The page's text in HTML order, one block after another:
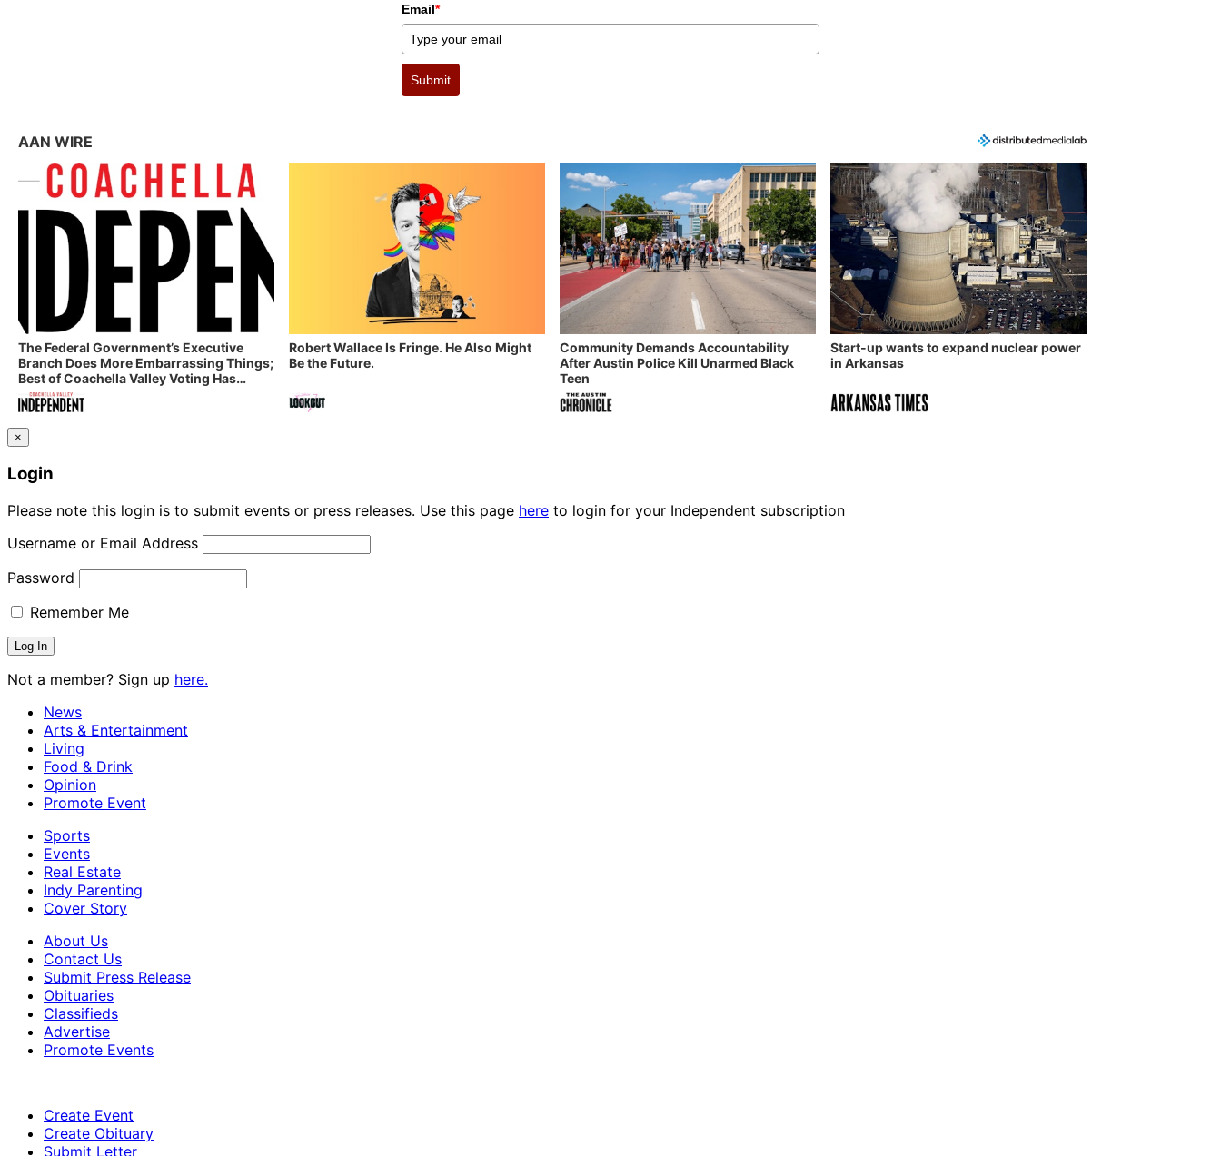
Email*
Submit
AAN WIRE
The Federal Government’s Executive
Branch Does More Embarrassing Things;
Best of Coachella Valley Voting Has
Started! Coachella Valley Independent’s
Indy Digest: Aug. 3, 2026
Robert Wallace Is Fringe. He Also Might
Be the Future.
Community Demands Accountability
After Austin Police Kill Unarmed Black
Teen
Start-up wants to expand nuclear power
in Arkansas
×
Login
Please note this login is to submit events or press releases. Use this page here to login for your Independent subscription
Username or Email Address
Password
Remember Me
Not a member? Sign up here.
News
Arts & Entertainment
Living
Food & Drink
Opinion
Promote Event
Sports
Events
Real Estate
Indy Parenting
Cover Story
About Us
Contact Us
Submit Press Release
Obituaries
Classifieds
Advertise
Promote Events
Create Event
Create Obituary
Submit Letter